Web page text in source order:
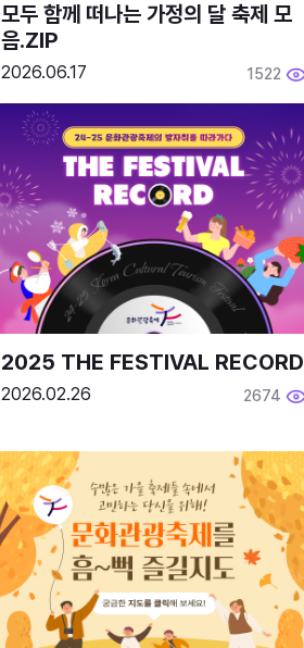
모두 함께 떠나는 가정의 달 축제 모
음.ZIP
2026.06.17 1522
2025 THE FESTIVAL RECORD
2026.02.26 2674